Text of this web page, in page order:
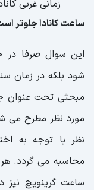
زمانی غربی
ساعت کانادا جلوتر
این سوال صرفا
شود بلکه در زمان
مبحثی تحت عنوان
مورد نظر مطرح می
نظر با توجه به
محاسبه می گردد.
ساعت گرینویچ